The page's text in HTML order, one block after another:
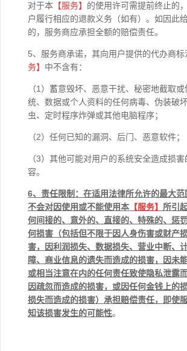
对于本 【服务】 的使用许可需提前终止的
户履行相应的退款义务（如有）。如因此
的，服务商应承担全额的赔偿责任。
5、服务商承诺，其向用户提供的代办商标
务】 中不含有：
（1）蓄意毁坏、恶意干扰、秘密地截取
统、数据或个人资料的任何病毒、伪装破
虫、定时程序炸弹或其他电脑程序；
（2）任何已知的漏洞、后门、恶意软件；
（3）其他可能对用户的系统安全造成损
容。
6、责任限制：在适用法律所允许的最大
不会对因使用或不能使用本 【服务】 所引
何间接的、意外的、直接的、特殊的、惩
何损害（包括但不限于因人身伤害或财产
害，因利润损失、数据损失、营业中断、
障、商业信息的遗失而造成的损害，因未
或相当注意在内的任何责任致使隐私泄露
因疏忽而造成的损害，或因任何金钱上的
损失而造成的损害）承担赔偿责任，即使
知该损害发生的可能性。